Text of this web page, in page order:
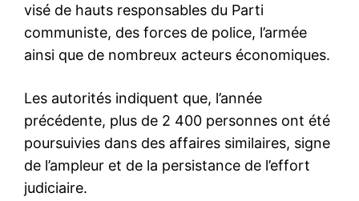
visé de hauts responsables du Parti
communiste, des forces de police, l’armée
ainsi que de nombreux acteurs économiques.
Les autorités indiquent que, l’année
précédente, plus de 2 400 personnes ont été
poursuivies dans des affaires similaires, signe
de l’ampleur et de la persistance de l’effort
judiciaire.